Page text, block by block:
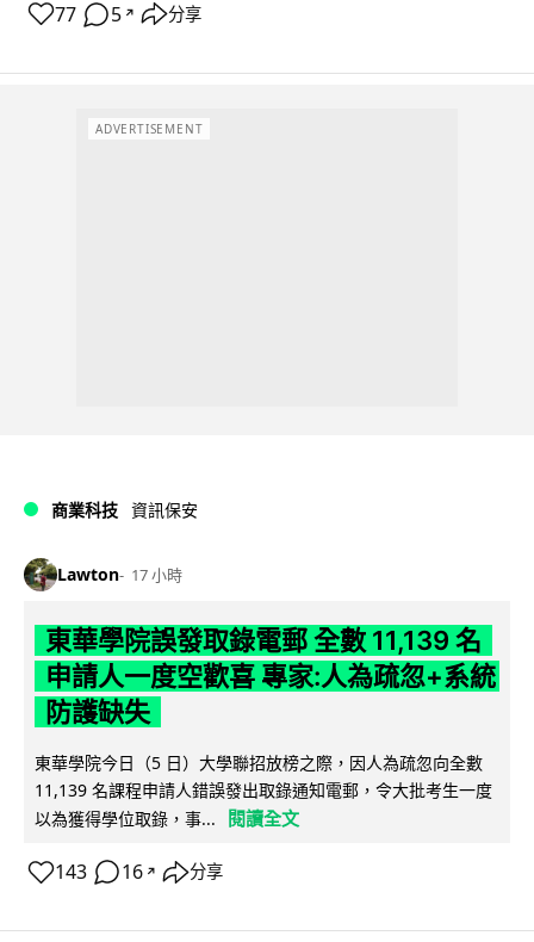
77 5 ↗ 分享
ADVERTISEMENT
商業科技 資訊保安
Lawton 17 小時
東華學院誤發取錄電郵 全數 11,139 名
申請人一度空歡喜 專家:人為疏忽+系統
防護缺失
東華學院今日（5 日）大學聯招放榜之際，因人為疏忽向全數
11,139 名課程申請人錯誤發出取錄通知電郵，令大批考生一度
以為獲得學位取錄，事...
閱讀全文
143 16 ↗ 分享